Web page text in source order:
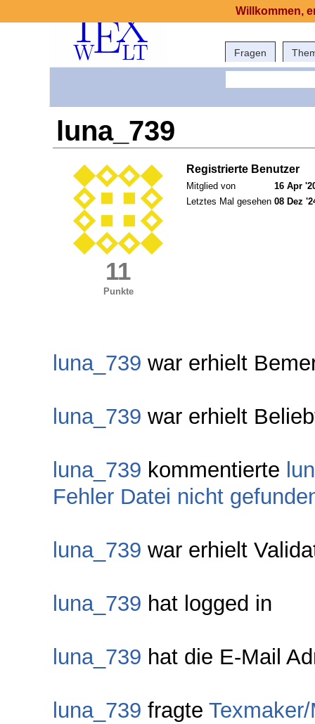
Fragen
luna_739
11
Punkte
Registrierte Benutzer
Mitglied von
16 Apr
Letztes Mal gesehen 08 Dez
luna_739 war erhielt
luna_739 war erhielt
luna_739 kommentierte
Fehler Datei nicht
luna_739 war erhielt
luna_739 hat logged in
luna_739 hat die E-Mail
luna_739 fragte
Willkommen,